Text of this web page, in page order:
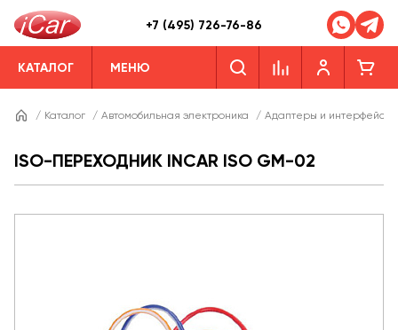
+7 (495) 726-76-86
КАТАЛОГ МЕНЮ
/ Каталог / Автомобильная электроника / Адаптеры и интерфейсы
ISO-ПЕРЕХОДНИК INCAR ISO GM-02